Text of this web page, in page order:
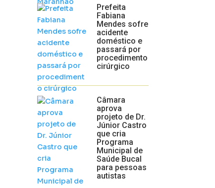
Prefeita
Fabiana
Mendes sofre
acidente
doméstico e
passará por
procedimento
cirúrgico
Câmara
aprova
projeto de Dr.
Júnior Castro
que cria
Programa
Municipal de
Saúde Bucal
para pessoas
autistas